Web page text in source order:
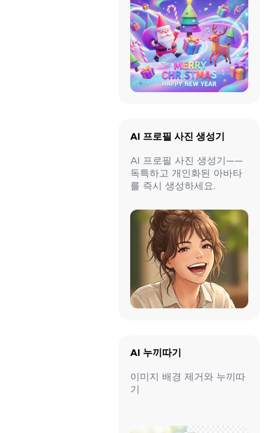
AI 프로필 사진 생성기
AI 프로필 사진 생성기——
독특하고 개인화된 아바타
를 즉시 생성하세요.
AI 누끼따기
이미지 배경 제거와 누끼따
기